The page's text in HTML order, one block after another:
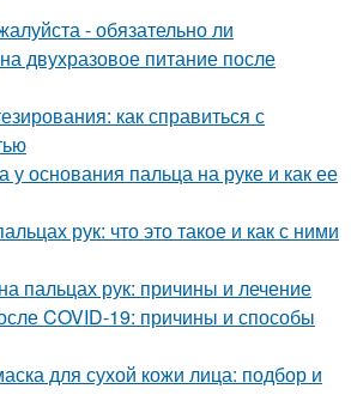
- обязательно ли
двухразовое питание после
как справиться с
у основания пальца на руке и как ее
рук: что это такое и как с ними
пальцах рук: причины и лечение
COVID-19: причины и способы
для сухой кожи лица: подбор и